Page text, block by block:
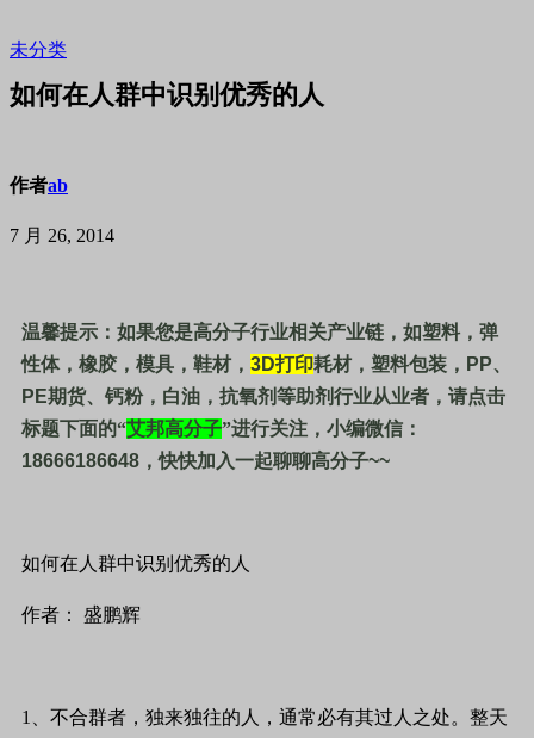
未分类
如何在人群中识别优秀的人
作者ab
7 月 26, 2014
温馨提示：如果您是高分子行业相关产业链，如塑料，弹
性体，橡胶，模具，鞋材， 3D打印耗材，塑料包装， PP、
PE期货、钙粉，白油，抗氧剂等助剂行业从业者，请点击
标题下面的“艾邦高分子”进行关注，小编微信：
18666186648 ，快快加入一起聊聊高分子~~
如何在人群中识别优秀的人
作者： 盛鹏辉
1、不合群者，独来独往的人，通常必有其过人之处。整天